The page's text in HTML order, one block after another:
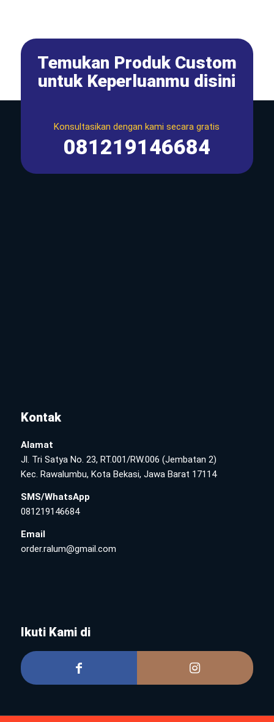
Temukan Produk Custom
untuk Keperluanmu disini
Konsultasikan dengan kami secara gratis
081219146684
Kontak
Alamat
Jl. Tri Satya No. 23, RT.001/RW.006 (Jembatan 2)
Kec. Rawalumbu, Kota Bekasi, Jawa Barat 17114
SMS/WhatsApp
081219146684
Email
order.ralum@gmail.com
Ikuti Kami di